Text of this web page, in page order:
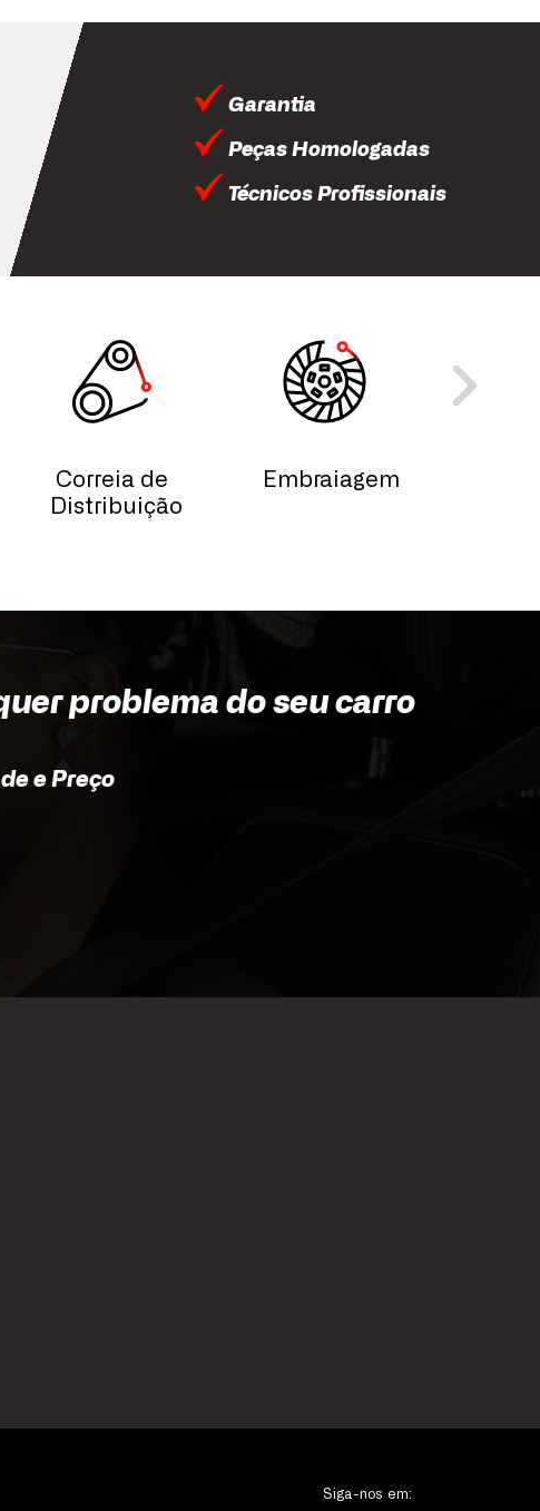
Garantia
Peças Homologadas
Técnicos Profissionais
Correia de
Distribuição
Embraiagem
problema do seu carro
e Preço
Siga-nos em: